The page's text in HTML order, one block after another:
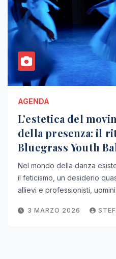
AGENDA
L’estetica del
della presenza: il
Bluegrass Youth
realtà
Nel mondo della danza
il feticismo, un desiderio
allievi e professionisti,
3 MARZO 2026